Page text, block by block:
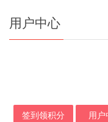
用户中心
签到领积分 用